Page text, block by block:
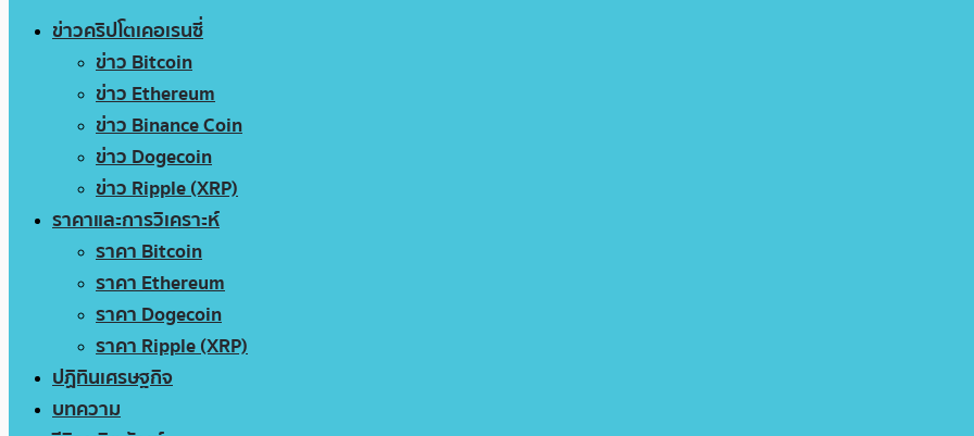
ข่าวคริปโตเคอเรนซี่
ข่าว Bitcoin
ข่าว Ethereum
ข่าว Binance Coin
ข่าว Dogecoin
ข่าว Ripple (XRP)
ราคาและการวิเคราะห์
ราคา Bitcoin
ราคา Ethereum
ราคา Dogecoin
ราคา Ripple (XRP)
ปฏิทินเศรษฐกิจ
บทความ